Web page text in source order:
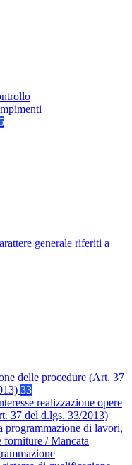
generale riferiti a
delle procedure (Art. 37
33
realizzazione opere
37 del d.lgs. 33/2013)
programmazione di lavori,
forniture / Mancata